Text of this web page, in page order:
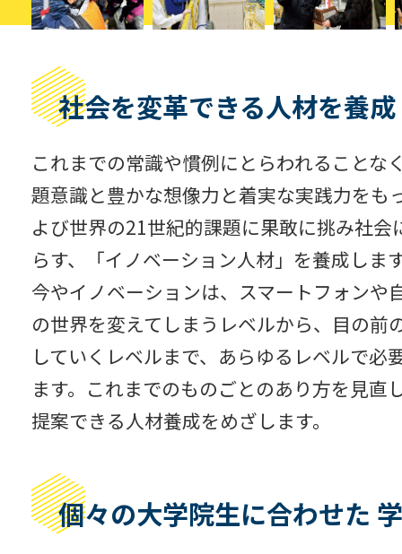
社会を変革できる人材を養成
これまでの常識や慣例にとらわれることな
題意識と豊かな想像力と着実な実践力をも
よび世界の21世紀的課題に果敢に挑み社会
らす、「イノベーション人材」を養成しま
今やイノベーションは、スマートフォンや
の世界を変えてしまうレベルから、目の前
していくレベルまで、あらゆるレベルで必
ます。これまでのものごとのあり方を見直
提案できる人材養成をめざします。
個々の大学院生に合わせた